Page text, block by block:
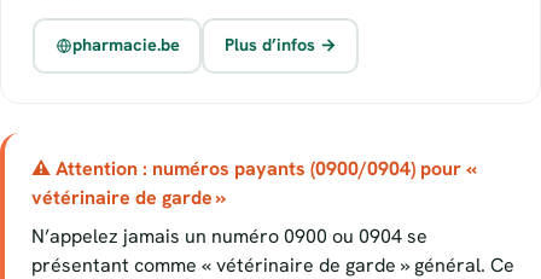
pharmacie.be Plus d’infos →
⚠ Attention : numéros payants (0900/0904) pour «
vétérinaire de garde »
N’appelez jamais un numéro 0900 ou 0904 se
présentant comme « vétérinaire de garde » général. Ce